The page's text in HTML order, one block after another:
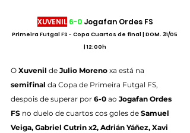
XUVENIL 6-0 Jogafan Ordes FS
Primeira Futgal FS - Copa Cuartos de final | DOM. 31/05
| 12:00h
O Xuvenil de Julio Moreno xa está na
semifinal da Copa de Primeira Futgal FS,
despois de superar por 6-0 ao Jogafan Ordes
FS no duelo de cuartos cos goles de Samuel
Veiga, Gabriel Cutrin x2, Adrián Yáñez, Xavi